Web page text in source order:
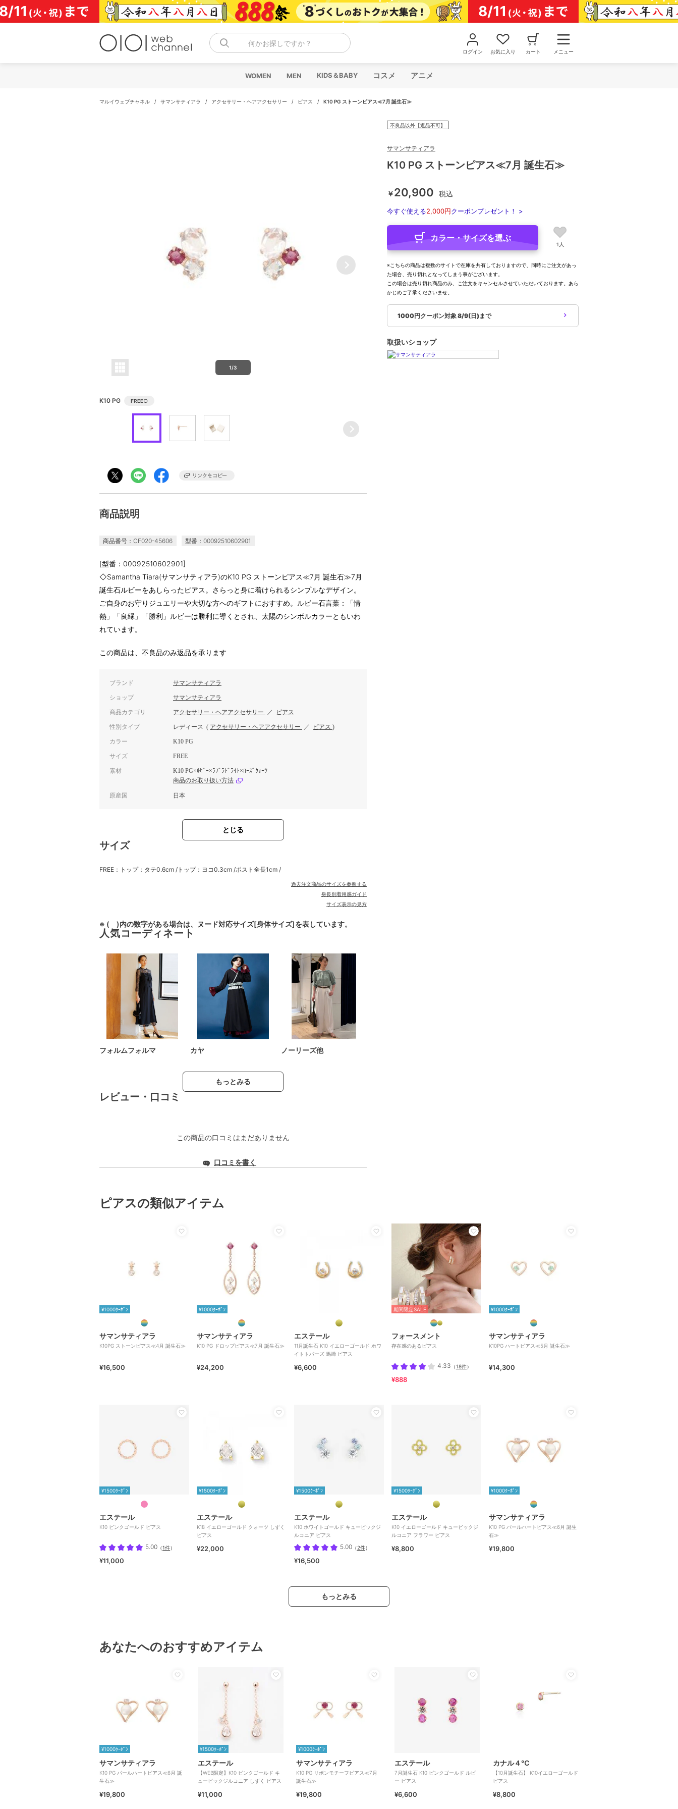
コ
ン
テ
何かお探しですか？
ログイン お気に入り カート メニュー
WOMEN MEN KIDS＆BABY コスメ アニメ
マルイウェブチャネル / サマンサティアラ / アクセサリー・ヘアアクセサリー / ピアス / K10 PG ストーンピアス≪7月 誕生石≫
1/3
K10 PG FREE○
商品説明
商品番号：CF020-45606 型番：00092510602901
[型番：00092510602901]
◇Samantha Tiara(サマンサティアラ)のK10 PG ストーンピアス≪7月 誕生石≫7月
誕生石ルビーをあしらったピアス。さらっと身に着けられるシンプルなデザイン。
ご自身のお守りジュエリーや大切な方へのギフトにおすすめ。ルビー石言葉：「情
熱」「良縁」「勝利」ルビーは勝利に導くとされ、太陽のシンボルカラーともいわ
れています。
この商品は、不良品のみ返品を承ります
ブランド サマンサティアラ
ショップ サマンサティアラ
商品カテゴリ アクセサリー・ヘアアクセサリー ／ ピアス
性別タイプ レディース ( アクセサリー・ヘアアクセサリー ／ ピアス )
カラー K10 PG
サイズ FREE
素材
K10 PG×ﾙﾋﾞｰ×ﾗﾌﾞﾗﾄﾞﾗｲﾄ×ﾛｰｽﾞｸｫｰﾂ
商品のお取り扱い方法
原産国 日本
とじる
サイズ
FREE：トップ：タテ0.6cm /トップ：ヨコ0.3cm /ポスト全長1cm /
過去注文商品のサイズを参照する
身長別着用感ガイド
サイズ表示の見方
※ ( )内の数字がある場合は、ヌード対応サイズ[身体サイズ]を表しています。
人気コーディネート
フォルムフォルマ カヤ ノーリーズ他
もっとみる
レビュー・口コミ
この商品の口コミはまだありません
口コミを書く
不良品以外【返品不可】
サマンサティアラ
K10 PG ストーンピアス≪7月 誕生石≫
￥20,900 税込
今すぐ使える2,000円クーポンプレゼント！ >
カラー・サイズを選ぶ
1人
※こちらの商品は複数のサイトで在庫を共有しておりますので、同時にご注文があっ
た場合、売り切れとなってしまう事がございます。
この場合は売り切れ商品のみ、ご注文をキャンセルさせていただいております。あら
かじめご了承くださいませ。
1000円クーポン対象 8/9(日)まで
取扱いショップ
ピアスの類似アイテム
¥1000ｸｰﾎﾟﾝ
サマンサティアラ
K10PG ストーンピアス≪4月 誕生石≫
¥16,500
¥1000ｸｰﾎﾟﾝ
サマンサティアラ
K10 PG ドロップピアス≪7月 誕生石≫
¥24,200
エステール
11月誕生石 K10 イエローゴールド ホワ
イトトパーズ 馬蹄 ピアス
¥6,600
期間限定SALE
フォースメント
存在感のあるピアス
4.33 （18件）
¥888
¥1000ｸｰﾎﾟﾝ
サマンサティアラ
K10PG ハートピアス≪5月 誕生石≫
¥14,300
¥1500ｸｰﾎﾟﾝ
エステール
K10 ピンクゴールド ピアス
5.00 （1件）
¥11,000
¥1500ｸｰﾎﾟﾝ
エステール
K18 イエローゴールド クォーツ しずく
ピアス
¥22,000
¥1500ｸｰﾎﾟﾝ
エステール
K10 ホワイトゴールド キュービックジ
ルコニア ピアス
5.00 （2件）
¥16,500
¥1500ｸｰﾎﾟﾝ
エステール
K10 イエローゴールド キュービックジ
ルコニア フラワー ピアス
¥8,800
¥1000ｸｰﾎﾟﾝ
サマンサティアラ
K10 PG パールハートピアス≪6月 誕生
石≫
¥19,800
もっとみる
あなたへのおすすめアイテム
¥1000ｸｰﾎﾟﾝ
サマンサティアラ
K10 PG パールハートピアス≪6月 誕
生石≫
¥19,800
¥1500ｸｰﾎﾟﾝ
エステール
【WEB限定】K10 ピンクゴールド キ
ュービックジルコニア しずく ピアス
¥11,000
¥1000ｸｰﾎﾟﾝ
サマンサティアラ
K10 PG リボンモチーフピアス≪7月
誕生石≫
¥19,800
エステール
7月誕生石 K10 ピンクゴールド ルビ
ー ピアス
¥6,600
カナル４℃
【10月誕生石】 K10イエローゴールド
ピアス
¥8,800